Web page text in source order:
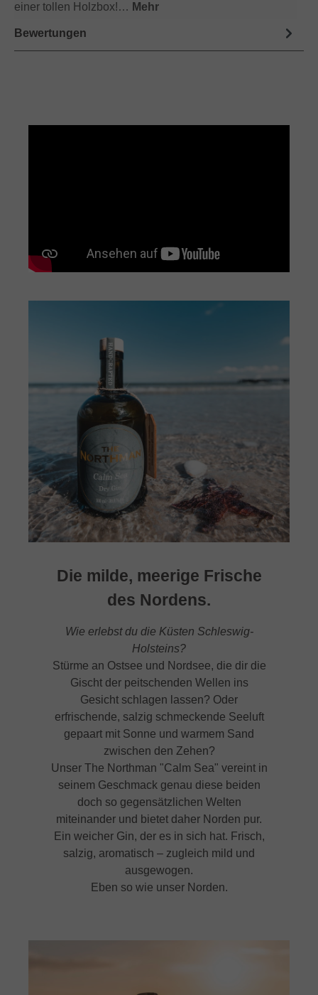
einer tollen Holzbox!… Mehr
Bewertungen
Die milde, meerige Frische
des Nordens.
Wie erlebst du die Küsten Schleswig-
Holsteins?
Stürme an Ostsee und Nordsee, die dir die
Gischt der peitschenden Wellen ins
Gesicht schlagen lassen? Oder
erfrischende, salzig schmeckende Seeluft
gepaart mit Sonne und warmem Sand
zwischen den Zehen?
Unser The Northman "Calm Sea" vereint in
seinem Geschmack genau diese beiden
doch so gegensätzlichen Welten
miteinander und bietet daher Norden pur.
Ein weicher Gin, der es in sich hat. Frisch,
salzig, aromatisch – zugleich mild und
ausgewogen.
Eben so wie unser Norden.